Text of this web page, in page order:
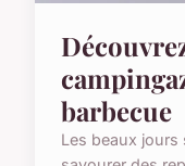
barbecue
Les beaux jours